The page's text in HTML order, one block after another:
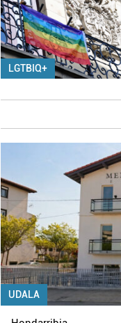
LGTBIQ+
UDALA